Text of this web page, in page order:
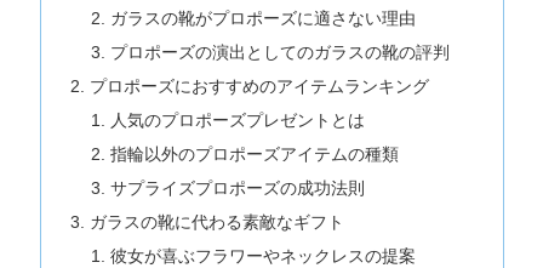
ガラスの靴がプロポーズに適さない理由
プロポーズの演出としてのガラスの靴の評判
プロポーズにおすすめのアイテムランキング
人気のプロポーズプレゼントとは
指輪以外のプロポーズアイテムの種類
サプライズプロポーズの成功法則
ガラスの靴に代わる素敵なギフト
彼女が喜ぶフラワーやネックレスの提案